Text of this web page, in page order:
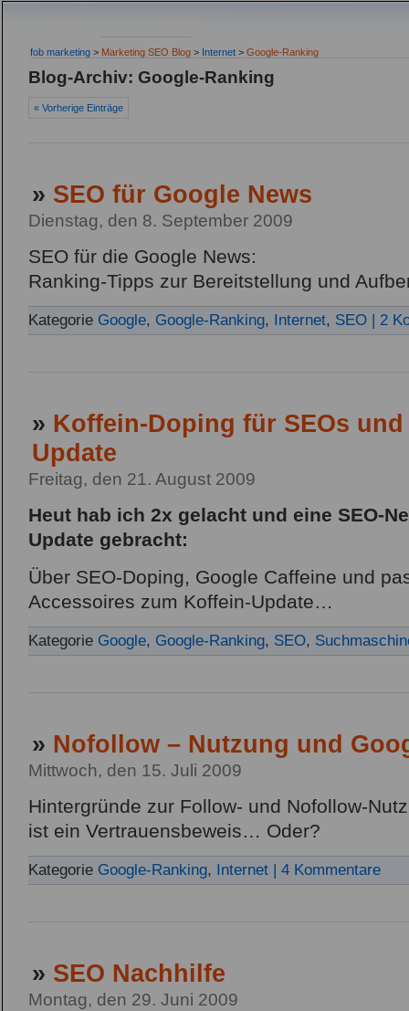
fob marketing > Marketing SEO Blog > Internet > Google-Ranking
Blog-Archiv: Google-Ranking
« Vorherige Einträge
» SEO für Google News
Dienstag, den 8. September 2009
SEO für die Google News:
Ranking-Tipps zur Bereitstellung und
Kategorie Google, Google-Ranking, Internet, SEO | 2
» Koffein-Doping für SEOs
Update
Freitag, den 21. August 2009
Heut hab ich 2x gelacht und eine SEO-
Update gebracht:
Über SEO-Doping, Google Caffeine und
Accessoires zum Koffein-Update…
Kategorie Google, Google-Ranking, SEO,
» Nofollow – Nutzung und
Mittwoch, den 15. Juli 2009
Hintergründe zur Follow- und Nofollow-
ist ein Vertrauensbeweis… Oder?
Kategorie Google-Ranking, Internet | 4 Kommentare
» SEO Nachhilfe
Montag, den 29. Juni 2009